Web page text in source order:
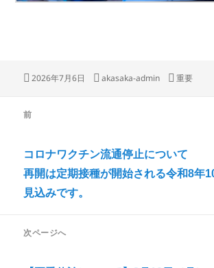
投
2026年7月6日
作
akasaka-admin
カ
重要
前
の
投
稿:
コロナワクチン流通停止について
再開は定期接種が開始される令和8年
見込みです。
次ページへ